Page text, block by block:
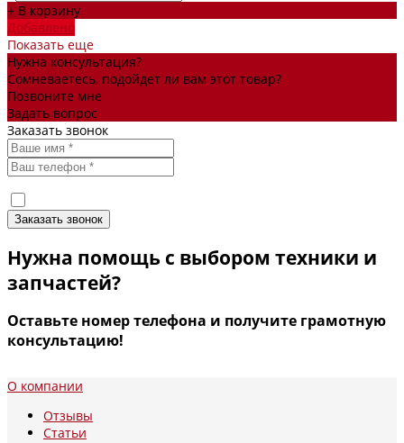
+ В корзину
Добавлено
Показать еще
Нужна консультация?
Сомневаетесь, подойдет ли вам этот товар?
Позвоните мне
Задать вопрос
Заказать звонок
Нужна помощь с выбором техники и
запчастей?
Оставьте номер телефона и получите грамотную
консультацию!
О компании
Отзывы
Статьи